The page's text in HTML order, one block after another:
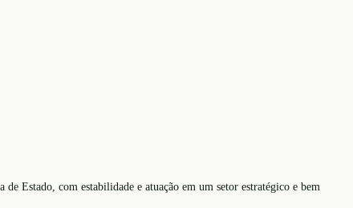
Estado, com estabilidade e atuação em um setor estratégico e bem